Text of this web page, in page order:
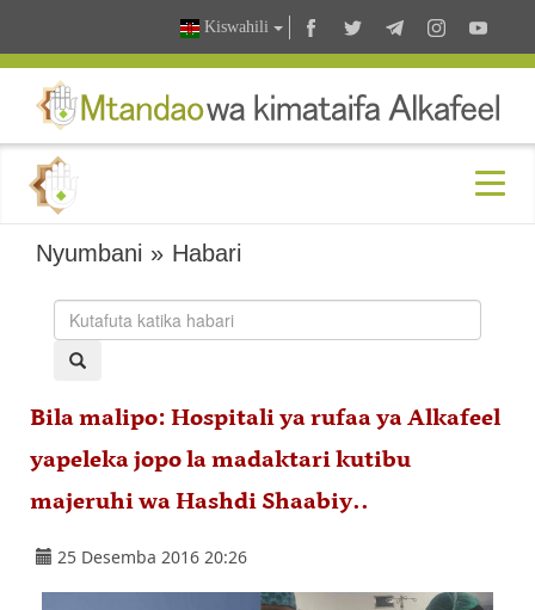
Kiswahili
Nyumbani » Habari
Bila malipo: Hospitali ya rufaa ya Alkafeel
yapeleka jopo la madaktari kutibu
majeruhi wa Hashdi Shaabiy..
25 Desemba 2016 20:26